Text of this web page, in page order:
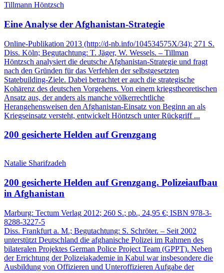
Tillmann Höntzsch
Eine Analyse der Afghanistan-Strategie
Online-Publikation 2013 (http://d-nb.info/104534575X/34); 271 S.
Diss. Köln; Begutachtung: T. Jäger, W. Wessels. – Tillman
Höntzsch analysiert die deutsche Afghanistan‑Strategie und fragt
nach den Gründen für das Verfehlen der selbstgesetzten
Statebuilding‑Ziele. Dabei betrachtet er auch die strategische
Kohärenz des deutschen Vorgehens. Von einem kriegstheoretischen
Ansatz aus, der anders als manche völkerrechtliche
Herangehensweisen den Afghanistan‑Einsatz von Beginn an als
Kriegseinsatz versteht, entwickelt Höntzsch unter Rückgriff ...
200 gesicherte Helden auf Grenzgang
Natalie Sharifzadeh
200 gesicherte Helden auf Grenzgang. Polizeiaufbau
in Afghanistan
Marburg: Tectum Verlag 2012; 260 S.; pb., 24,95 €; ISBN 978-3-
8288-3227-5
Diss. Frankfurt a. M.; Begutachtung: S. Schröter. – Seit 2002
unterstützt Deutschland die afghanische Polizei im Rahmen des
bilateralen Projektes German Police Project Team (GPPT). Neben
der Errichtung der Polizeiakademie in Kabul war insbesondere die
Ausbildung von Offizieren und Unteroffizieren Aufgabe der